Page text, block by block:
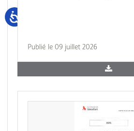
Publié le 09 juillet 2026